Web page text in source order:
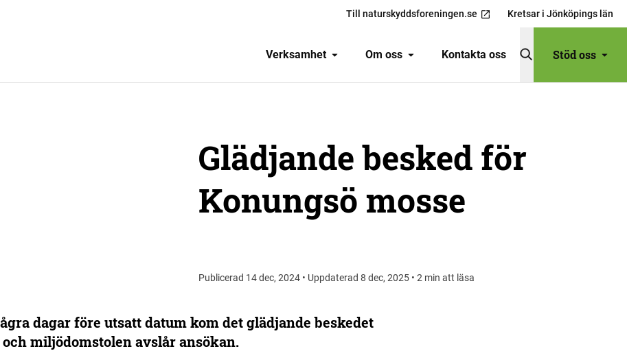
Till naturskyddsforeningen.se Kretsar i Jönköpings län
Verksamhet Om oss Kontakta oss Stöd oss
Glädjande besked för
Konungsö mosse
Publicerad 14 dec, 2024 • Uppdaterad 8 dec, 2025 • 2 min att läsa
dagar före utsatt datum kom det glädjande beskedet
miljödomstolen avslår ansökan.